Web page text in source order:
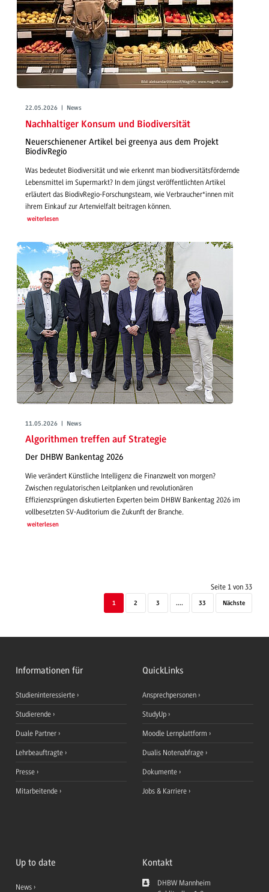
22.05.2026 | News
Nachhaltiger Konsum und Biodiversität
Neuerschienener Artikel bei greenya aus dem Projekt
BiodivRegio
Was bedeutet Biodiversität und wie erkennt man biodiversitätsfördernde
Lebensmittel im Supermarkt? In dem jüngst veröffentlichten Artikel
erläutert das BiodivRegio-Forschungsteam, wie Verbraucher*innen mit
ihrem Einkauf zur Artenvielfalt beitragen können.
weiterlesen
11.05.2026 | News
Algorithmen treffen auf Strategie
Der DHBW Bankentag 2026
Wie verändert Künstliche Intelligenz die Finanzwelt von morgen?
Zwischen regulatorischen Leitplanken und revolutionären
Effizienzsprüngen diskutierten Experten beim DHBW Bankentag 2026 im
vollbesetzten SV-Auditorium die Zukunft der Branche.
weiterlesen
Seite 1 von 33
1 2 3 .... 33 Nächste
Informationen für
Studieninteressierte
Studierende
Duale Partner
Lehrbeauftragte
Presse
Mitarbeitende
QuickLinks
Ansprechpersonen
StudyUp
Moodle Lernplattform
Dualis Notenabfrage
Dokumente
Jobs & Karriere
Up to date
News
Kontakt
DHBW Mannheim